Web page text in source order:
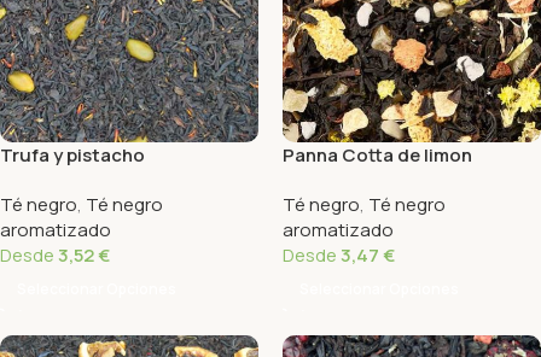
Trufa y pistacho
Té negro, Té negro
aromatizado
Desde3,52€
Panna Cotta de limon
Té negro, Té negro
aromatizado
Desde3,47€